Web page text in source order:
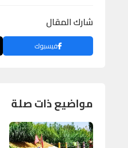
شارك المقال
فيسبوك
مواضيع ذات صلة